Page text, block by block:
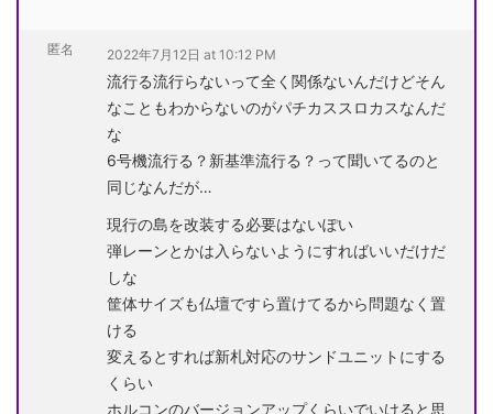
匿名 2022年7月12日 at 10:12 PM
流行る流行らないって全く関係ないんだけどそん
なこともわからないのがパチカススロカスなんだ
な
6号機流行る？新基準流行る？って聞いてるのと
同じなんだが…
現行の島を改装する必要はないぽい
弾レーンとかは入らないようにすればいいだけだ
しな
筐体サイズも仏壇ですら置けてるから問題なく置
ける
変えるとすれば新札対応のサンドユニットにする
くらい
ホルコンのバージョンアップくらいでいけると思